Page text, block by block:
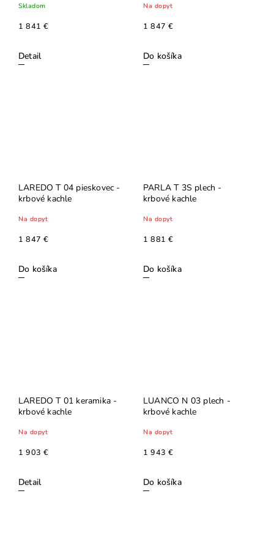
Skladom
1 841 €
Detail
Na dopyt
1 847 €
Do košíka
LAREDO T 04 pieskovec -
krbové kachle
Na dopyt
1 847 €
Do košíka
PARLA T 3S plech -
krbové kachle
Na dopyt
1 881 €
Do košíka
LAREDO T 01 keramika -
krbové kachle
Na dopyt
1 903 €
Detail
LUANCO N 03 plech -
krbové kachle
Na dopyt
1 943 €
Do košíka